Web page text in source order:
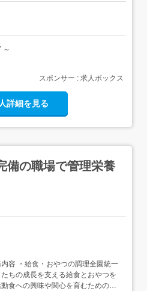
～
スポンサー : 求人ボックス
詳細を見る
備の職場で管理栄養
内容 ・給食・おやつの調理全園統一
ちの成長を支える給食とおやつを
食への興味や関心を育むための活